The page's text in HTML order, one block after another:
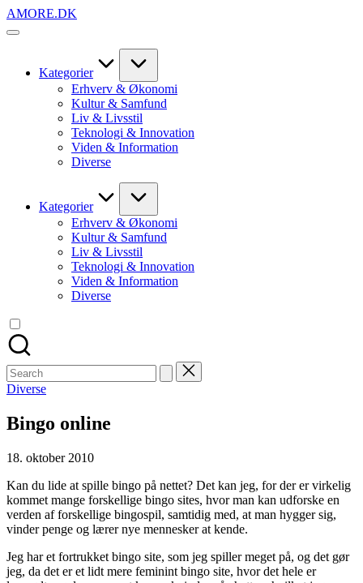
Skip
to
AMORE.DK
For
Kategorier
Erhverv & Økonomi
Kultur & Samfund
Liv & Livsstil
Teknologi & Innovation
Viden & Information
Diverse
Kategorier
Erhverv & Økonomi
Kultur & Samfund
Liv & Livsstil
Teknologi & Innovation
Viden & Information
Diverse
Search
for:
Posted
Diverse
Bingo online
18. oktober 2010
Kan du lide at spille bingo på nettet? Det kan jeg, for der er virkelig
kommet mange forskellige bingo sites, hvor man kan udforske en
verden af forskellige bingospil, samtidig med, at man hygger sig,
vinder penge og lærer nye mennesker at kende.
Jeg har et fortrukket bingo site, som jeg spiller meget på, og det gør
jeg, da det er et lidt mere feminint bingo site, hvor det hele er